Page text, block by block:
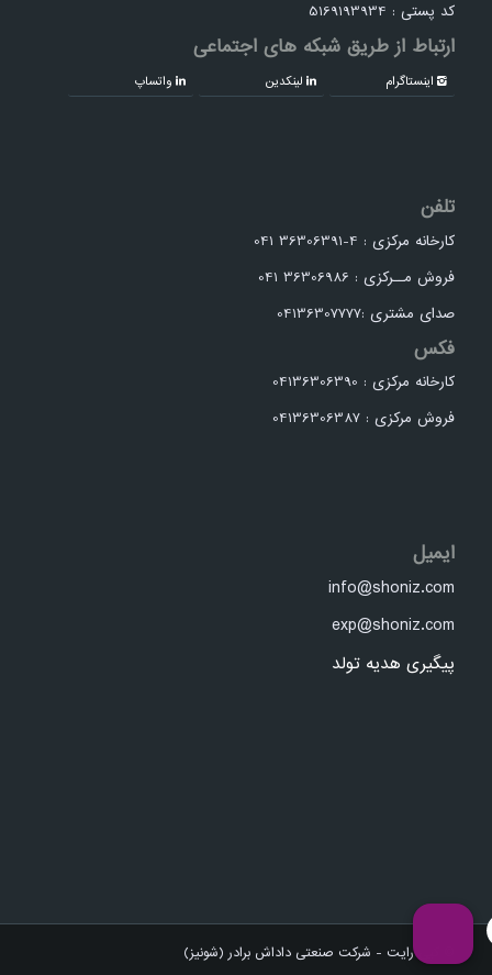
کد پستی : 5169193934
ارتباط از طریق شبکه های اجتماعی
اینستاگرام لینکدین واتساپ
تلفن
کارخانه مرکزی : 4-36306391 041
فروش مــرکزی : 36306986 041
صدای مشتری :04136307777
فکس
کارخانه مرکزی : 04136306390
فروش مرکزی : 04136306387
ایمیل
info@shoniz.com
exp@shoniz.com
پیگیری هدیه تولد
© کپی رایت - شرکت صنعتی داداش برادر (شونیز)